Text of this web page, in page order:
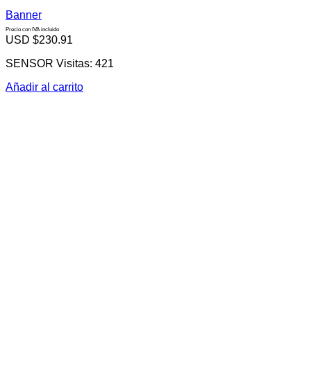
Banner
Precio con IVA incluido
USD $230.91
SENSOR Visitas: 421
Añadir al carrito